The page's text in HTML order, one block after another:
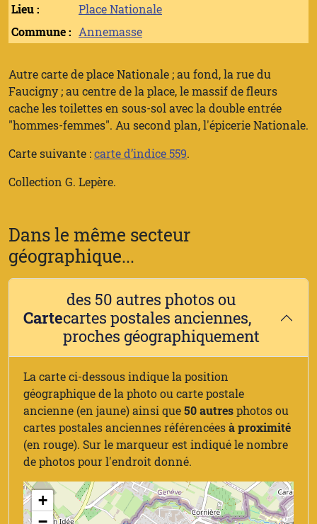
Lieu :
Place Nationale
Commune : Annemasse
Autre carte de place Nationale ; au fond, la rue du
Faucigny ; au centre de la place, le massif de fleurs
cache les toilettes en sous-sol avec la double entrée
"hommes-femmes". Au second plan, l'épicerie Nationale.
Carte suivante :carte d’indice 559.
Collection G. Lepère.
Dans le même secteur
géographique...
Carte
des 50 autres photos ou
cartes postales anciennes,
proches géographiquement
La carte ci-dessous indique la position
géographique de la photo ou carte postale
ancienne (en jaune) ainsi que50 autresphotos ou
cartes postales anciennes référencéesà proximité
(en rouge). Sur le marqueur est indiqué le nombre
de photos pour l'endroit donné.
+